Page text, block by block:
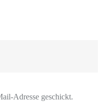
Adresse geschickt.